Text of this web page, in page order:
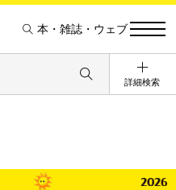
本・雑誌・ウェブ
詳細検索